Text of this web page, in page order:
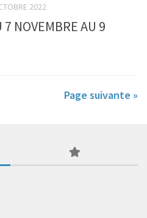
2022
NOVEMBRE AU 9
Page suivante »